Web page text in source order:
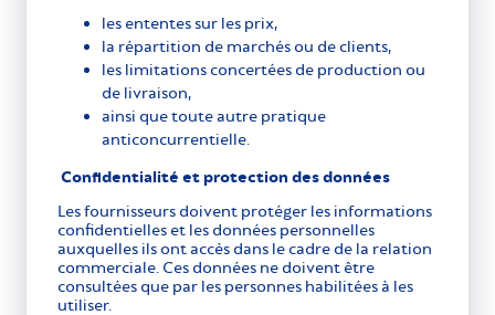
les ententes sur les prix,
la répartition de marchés ou de clients,
les limitations concertées de production ou
de livraison,
ainsi que toute autre pratique
anticoncurrentielle.
Confidentialité et protection des données
Les fournisseurs doivent protéger les informations
confidentielles et les données personnelles
auxquelles ils ont accès dans le cadre de la relation
commerciale. Ces données ne doivent être
consultées que par les personnes habilitées à les
utiliser.